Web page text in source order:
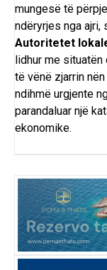
mungesë të
ndëryrjes nga ajri,
Autoritetet
lidhur me
të vënë zjarrin
ndihmë urgjente
parandaluar një
ekonomike.